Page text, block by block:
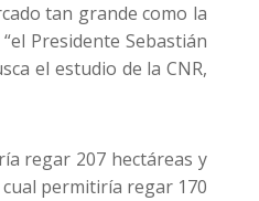
tan grande como la
Presidente Sebastián
el estudio de la CNR,
regar 207 hectáreas y
permitiría regar 170